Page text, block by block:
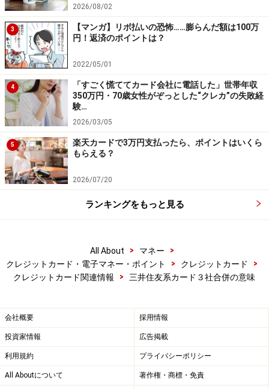
2026/08/02
3
【マンガ】リボ払いの恐怖……膨らんだ額は100万
円！返済のポイントは？
2022/05/01
4
「すごく慌ててカード会社に電話した」世帯年収
350万円・70歳女性がぞっとした“クレカ”の失敗経
験…
2026/03/05
5
楽天カードで3万円支払ったら、ポイントはいくら
もらえる？
2026/07/20
ランキングをもっと見る
All About > マネー
>
クレジットカード・電子マネー・ポイント
> クレジットカード
>
クレジットカード関連情報
> 三井住友系カード３社合併の意味
会社概要 採用情報
投資家情報 広告掲載
利用規約 プライバシーポリシー
All Aboutについて 著作権・商標・免責